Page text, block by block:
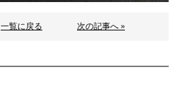
一覧に戻る 次の記事へ »